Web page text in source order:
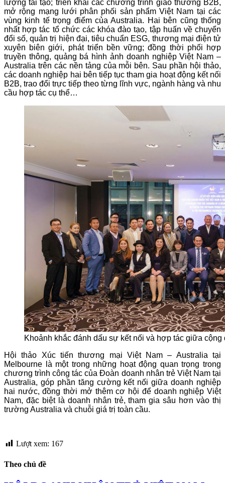
lượng tái tạo; triển khai các chương trình giao thương B2B,
mở rộng mạng lưới phân phối sản phẩm Việt Nam tại các
vùng kinh tế trọng điểm của Australia. Hai bên cũng thống
nhất hợp tác tổ chức các khóa đào tạo, tập huấn về chuyển
đổi số, quản trị hiện đại, tiêu chuẩn ESG, thương mại điện tử
xuyên biên giới, phát triển bền vững; đồng thời phối hợp
truyền thông, quảng bá hình ảnh doanh nghiệp Việt Nam –
Australia trên các nền tảng của mỗi bên. Sau phần hội thảo,
các doanh nghiệp hai bên tiếp tục tham gia hoạt động kết nối
B2B, trao đổi trực tiếp theo từng lĩnh vực, ngành hàng và nhu
cầu hợp tác cụ thể…
Khoảnh khắc đánh dấu sự kết nối và hợp tác giữa
Hội thảo Xúc tiến thương mại Việt Nam – Australia tại
Melbourne là một trong những hoạt động quan trọng trong
chương trình công tác của Đoàn doanh nhân trẻ Việt Nam tại
Australia, góp phần tăng cường kết nối giữa doanh nghiệp
hai nước, đồng thời mở thêm cơ hội để doanh nghiệp Việt
Nam, đặc biệt là doanh nhân trẻ, tham gia sâu hơn vào thị
trường Australia và chuỗi giá trị toàn cầu.
Lượt xem: 167
Theo chủ đề